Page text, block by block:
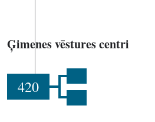
Ģimenes vēstures centri
420